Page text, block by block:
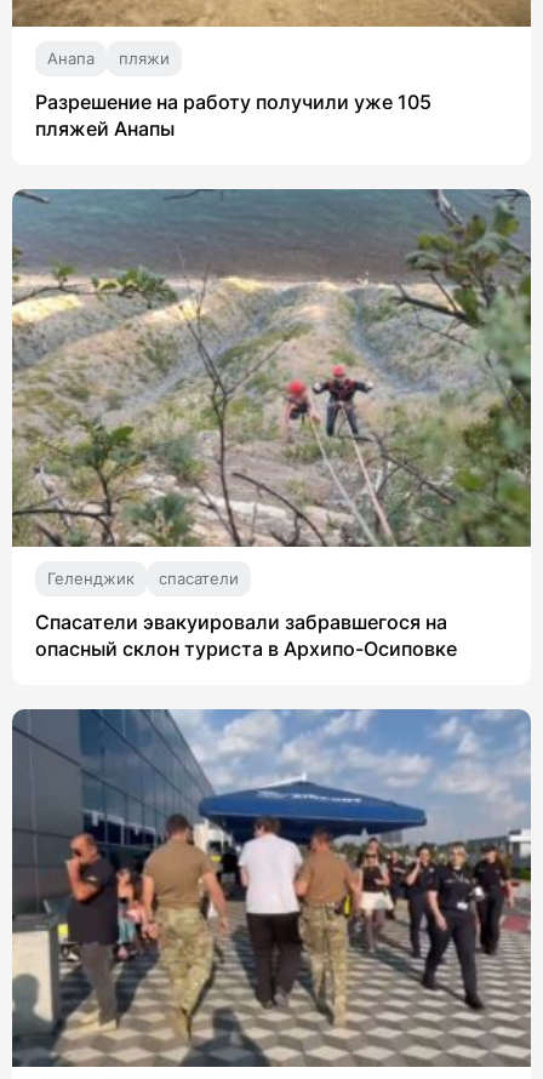
Анапа пляжи
Разрешение на работу получили уже 105
пляжей Анапы
Геленджик спасатели
Спасатели эвакуировали забравшегося на
опасный склон туриста в Архипо-Осиповке